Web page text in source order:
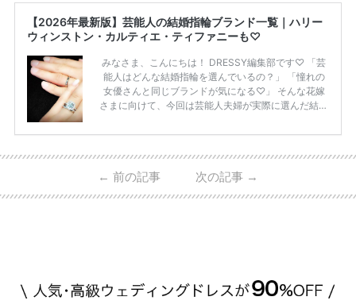
【2026年最新版】芸能人の結婚指輪ブランド一覧｜ハリー
ウィンストン・カルティエ・ティファニーも♡
みなさま、こんにちは！ DRESSY編集部です♡ 「芸
能人はどんな結婚指輪を選んでいるの？」 「憧れの
女優さんと同じブランドが気になる♡」 そんな花嫁
さまに向けて、今回は芸能人夫婦が実際に選んだ結婚
ーウィンストンやカルティエ、ティファニーなど世界
日本で人気のブランドまで幅広くご紹介。 さらに、
・愛用している芸能人夫婦 ・リングの特徴や魅力 ・
← 前の記事 次の記事 →